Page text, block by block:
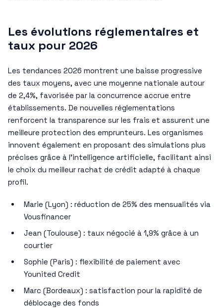
Les évolutions réglementaires et
taux pour 2026
Les tendances 2026 montrent une baisse progressive
des taux moyens, avec une moyenne nationale autour
de 2,4%, favorisée par la concurrence accrue entre
établissements. De nouvelles réglementations
renforcent la transparence sur les frais et assurent une
meilleure protection des emprunteurs. Les organismes
innovent également en proposant des simulations plus
précises grâce à l’intelligence artificielle, facilitant ainsi
le choix du meilleur rachat de crédit adapté à chaque
profil.
Marie (Lyon) : réduction de 25% des mensualités via
Vousfinancer
Jean (Toulouse) : taux négocié à 1,9% grâce à un
courtier
Sophie (Paris) : flexibilité de paiement avec
Younited Credit
Marc (Bordeaux) : satisfaction pour la rapidité de
déblocage des fonds